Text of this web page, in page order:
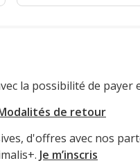
la possibilité de payer
de retour
d'offres avec nos
Je m’inscris